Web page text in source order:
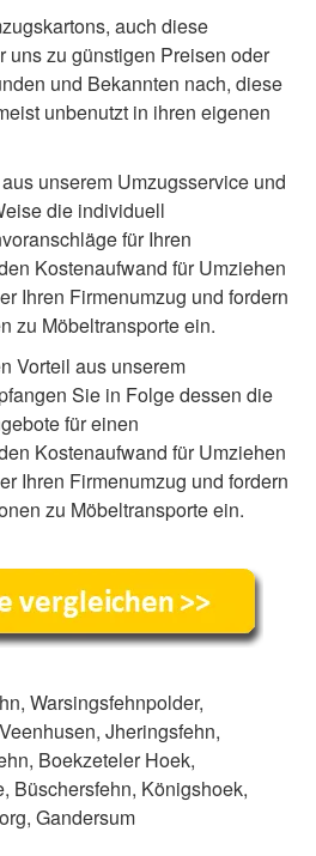
auch diese
uns zu günstigen Preisen oder
und Bekannten nach, diese
unbenutzt in ihren eigenen
unserem Umzugsservice und
die individuell
für Ihren
Kostenaufwand für Umziehen
Ihren Firmenumzug und fordern
zu Möbeltransporte ein.
Vorteil aus unserem
Sie in Folge dessen die
für einen
Kostenaufwand für Umziehen
Ihren Firmenumzug und fordern
zu Möbeltransporte ein.
Warsingsfehnpolder,
Jheringsfehn,
Boekzeteler Hoek,
Büschersfehn, Königshoek,
Gandersum